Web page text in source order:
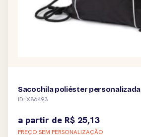
Sacochila poliéster personalizada
ID: X86493
a partir de R$ 25,13
PREÇO SEM PERSONALIZAÇÃO